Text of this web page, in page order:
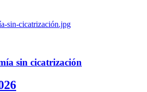
sin cicatrización